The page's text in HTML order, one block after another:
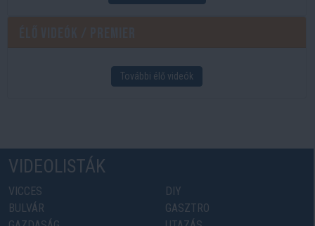
További élő videók
VIDEOLISTÁK
VICCES
BULVÁR
DIY
GASZTRO